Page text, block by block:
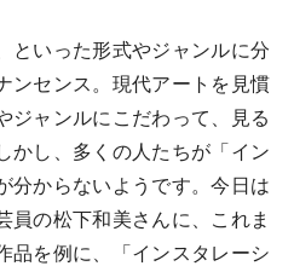
といった形式やジャンルに分
ンセンス。現代アートを見慣
ジャンルにこだわって、見る
かし、多くの人たちが「イン
分からないようです。今日は
員の松下和美さんに、これま
品を例に、「インスタレーシ